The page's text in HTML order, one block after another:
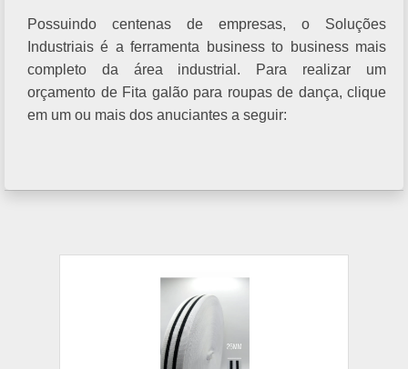
Possuindo centenas de empresas, o Soluções
Industriais é a ferramenta business to business mais
completo da área industrial. Para realizar um
orçamento de Fita galão para roupas de dança, clique
em um ou mais dos anuciantes a seguir: